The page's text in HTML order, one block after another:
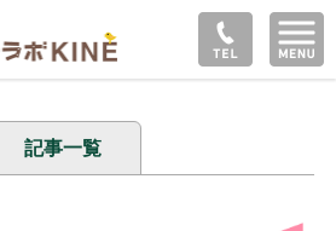
記事一覧